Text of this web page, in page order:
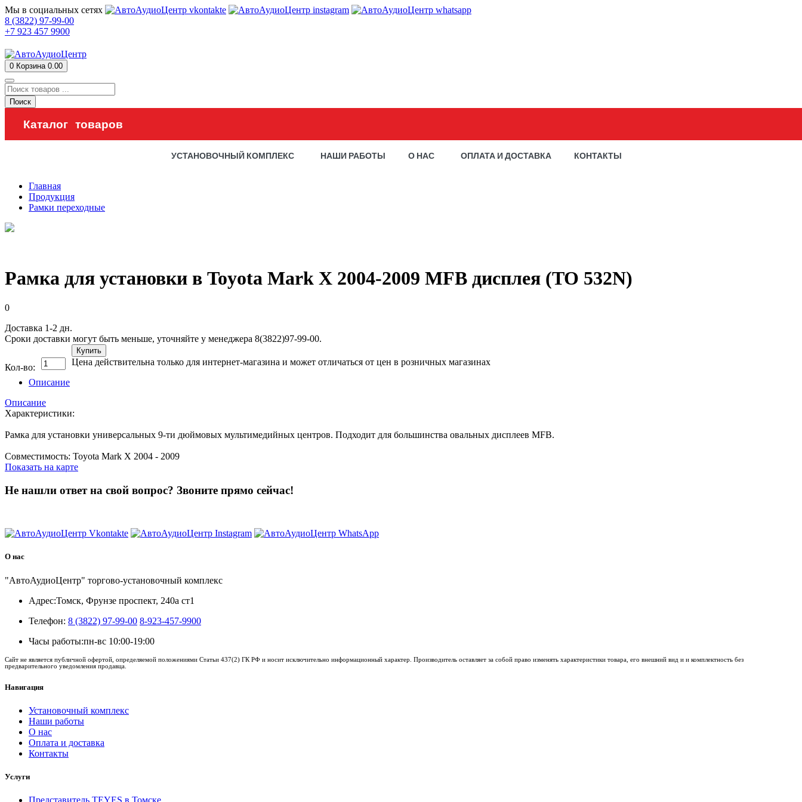
Мы в социальных сетях
8 (3822) 97-99-00
+7 923 457 9900
0 Корзина 0.00
Поиск
Каталог товаров
УСТАНОВОЧНЫЙ КОМПЛЕКС НАШИ РАБОТЫ О НАС ОПЛАТА И ДОСТАВКА КОНТАКТЫ
Главная
Продукция
Рамки переходные
Рамка для установки в Toyota Mark X 2004-2009 MFB дисплея (TO 532N)
0
Доставка 1-2 дн.
Сроки доставки могут быть меньше, уточняйте у менеджера 8(3822)97-99-00.
Кол-во:
Купить
Цена действительна только для интернет-магазина и может отличаться от цен в розничных магазинах
Описание
Описание
Характеристики:
Рамка для установки универсальных 9-ти дюймовых мультимедийных центров. Подходит для большинства овальных дисплеев MFB.
Совместимость: Toyota Mark X 2004 - 2009
Показать на карте
Не нашли ответ на свой вопрос? Звоните прямо сейчас!
О нас
"АвтоАудиоЦентр" торгово-установочный комплекс
Адрес:Томск, Фрунзе проспект, 240а ст1
Телефон: 8 (3822) 97-99-00 8-923-457-9900
Часы работы:пн-вс 10:00-19:00
Сайт не является публичной офертой, определяемой положениями Статьи 437(2) ГК РФ и носит исключительно информационный характер. Производитель оставляет за собой право изменять характеристики товара, его внешний вид и и комплектность без
предварительного уведомления продавца.
Навигация
Установочный комплекс
Наши работы
О нас
Оплата и доставка
Контакты
Услуги